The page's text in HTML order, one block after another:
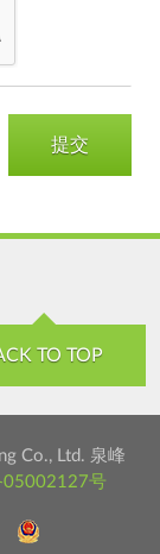
TO TOP
Co., Ltd. 泉峰
05002127号